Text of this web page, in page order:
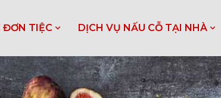
ĐƠN TIỆC DỊCH VỤ NẤU CỖ TẠI NHÀ